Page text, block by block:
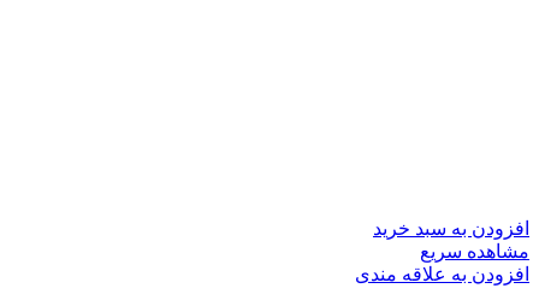
افزودن به سبد خرید
مشاهده سریع
افزودن به علاقه مندی